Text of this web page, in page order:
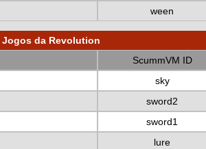
ween
da Revolution
ScummVM ID
sky
sword2
sword1
lure